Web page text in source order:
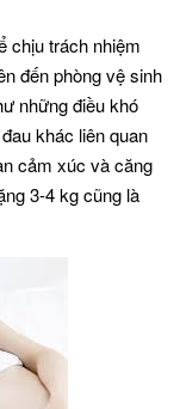
chịu trách nhiệm
đến phòng vệ sinh
những điều khó
khác liên quan
cảm xúc và căng
3-4 kg cũng là